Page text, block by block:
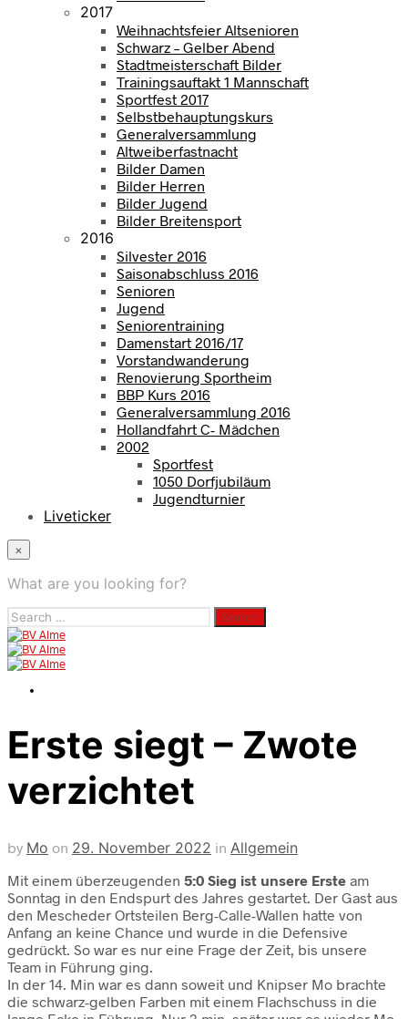
2017
Weihnachtsfeier Altsenioren
Schwarz – Gelber Abend
Stadtmeisterschaft Bilder
Trainingsauftakt 1 Mannschaft
Sportfest 2017
Selbstbehauptungskurs
Generalversammlung
Altweiberfastnacht
Bilder Damen
Bilder Herren
Bilder Jugend
Bilder Breitensport
2016
Silvester 2016
Saisonabschluss 2016
Senioren
Jugend
Seniorentraining
Damenstart 2016/17
Vorstandwanderung
Renovierung Sportheim
BBP Kurs 2016
Generalversammlung 2016
Hollandfahrt C- Mädchen
2002
Sportfest
1050 Dorfjubiläum
Jugendturnier
Liveticker
×
What are you looking for?
Search
for:
Erste siegt – Zwote
verzichtet
by Mo on 29. November 2022 in Allgemein
Mit einem überzeugenden 5:0 Sieg ist unsere Erste am
Sonntag in den Endspurt des Jahres gestartet. Der Gast aus
den Mescheder Ortsteilen Berg-Calle-Wallen hatte von
Anfang an keine Chance und wurde in die Defensive
gedrückt. So war es nur eine Frage der Zeit, bis unsere
Team in Führung ging.
In der 14. Min war es dann soweit und Knipser Mo brachte
die schwarz-gelben Farben mit einem Flachschuss in die